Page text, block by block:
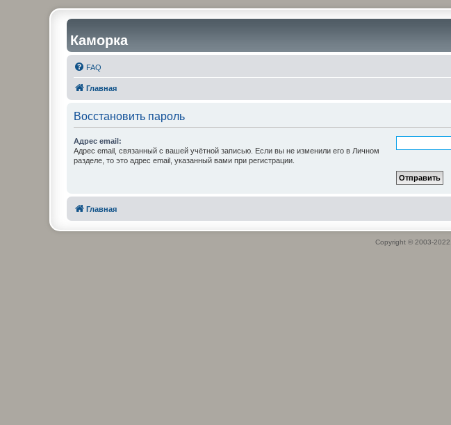
Каморка
FAQ
Главная
Восстановить пароль
Адрес email:
Адрес email, связанный с вашей учётной записью. Если вы не изменили его в Личном
разделе, то это адрес email, указанный вами при регистрации.
Главная
Copyright © 2003-2022,